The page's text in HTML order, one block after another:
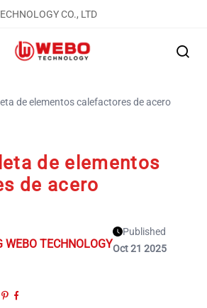
CO., LTD
de elementos calefactores de acero
de elementos
de acero
WEBO TECHNOLOGY
Published
Oct 21 2025